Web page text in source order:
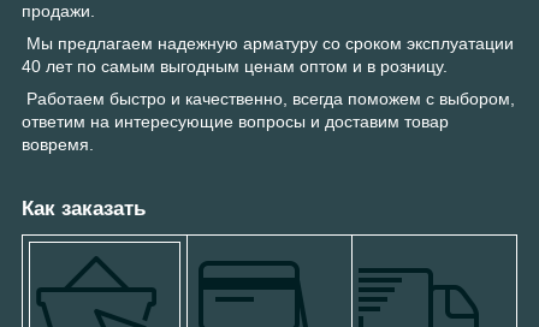
продажи.
Мы предлагаем надежную арматуру со сроком эксплуатации
40 лет по самым выгодным ценам оптом и в розницу.
Работаем быстро и качественно, всегда поможем с выбором,
ответим на интересующие вопросы и доставим товар
вовремя.
Как заказать